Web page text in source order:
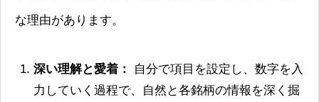
な理由があります。
深い理解と愛着：
自分で項目を設定し、数字を入
力していく過程で、自然と各銘柄の情報を深く掘